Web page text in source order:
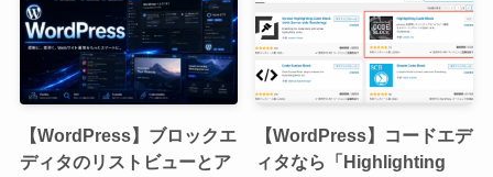
【WordPress】ブロックエ
ディタのリストビューとア
【WordPress】コードエデ
ィタなら「Highlighting